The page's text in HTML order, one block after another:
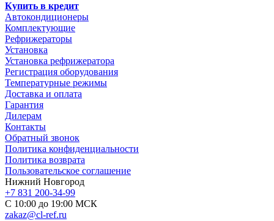
Купить в кредит
Автокондиционеры
Комплектующие
Рефрижераторы
Установка
Установка рефрижератора
Регистрация оборудования
Температурные режимы
Доставка и оплата
Гарантия
Дилерам
Контакты
Обратный звонок
Политика конфиденциальности
Политика возврата
Пользовательское соглашение
Нижний Новгород
+7 831 200-34-99
С 10:00 до 19:00 МСК
zakaz@cl-ref.ru